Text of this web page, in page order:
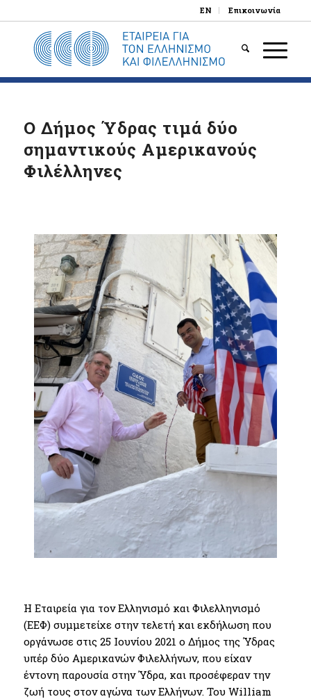
EN Επικοινωνία
O Δήμος Ύδρας τιμά δύο
σημαντικούς Αμερικανούς
Φιλέλληνες
Η Εταιρεία για τον Ελληνισμό και Φιλελληνισμό
(ΕΕΦ) συμμετείχε στην τελετή και εκδήλωση που
οργάνωσε στις 25 Ιουνίου 2021 ο Δήμος της Ύδρας
υπέρ δύο Αμερικανών Φιλελλήνων, που είχαν
έντονη παρουσία στην Ύδρα, και προσέφεραν την
ζωή τους στον αγώνα των Ελλήνων. Του William